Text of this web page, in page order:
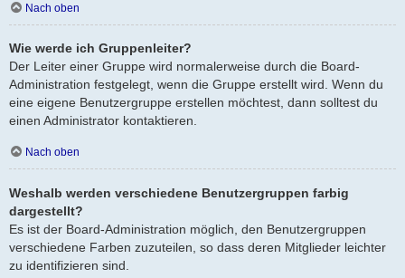
Nach oben
Wie werde ich Gruppenleiter?
Der Leiter einer Gruppe wird normalerweise durch die Board-
Administration festgelegt, wenn die Gruppe erstellt wird. Wenn du
eine eigene Benutzergruppe erstellen möchtest, dann solltest du
einen Administrator kontaktieren.
Nach oben
Weshalb werden verschiedene Benutzergruppen farbig
dargestellt?
Es ist der Board-Administration möglich, den Benutzergruppen
verschiedene Farben zuzuteilen, so dass deren Mitglieder leichter
zu identifizieren sind.